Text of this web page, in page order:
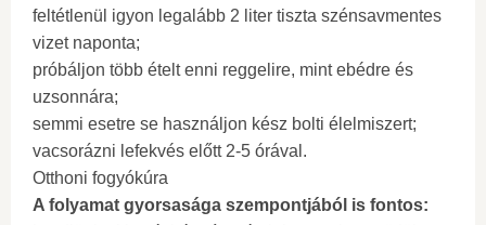
feltétlenül igyon legalább 2 liter tiszta szénsavmentes
vizet naponta;
próbáljon több ételt enni reggelire, mint ebédre és
uzsonnára;
semmi esetre se használjon kész bolti élelmiszert;
vacsorázni lefekvés előtt 2-5 órával.
Otthoni fogyókúra
A folyamat gyorsasága szempontjából is fontos: